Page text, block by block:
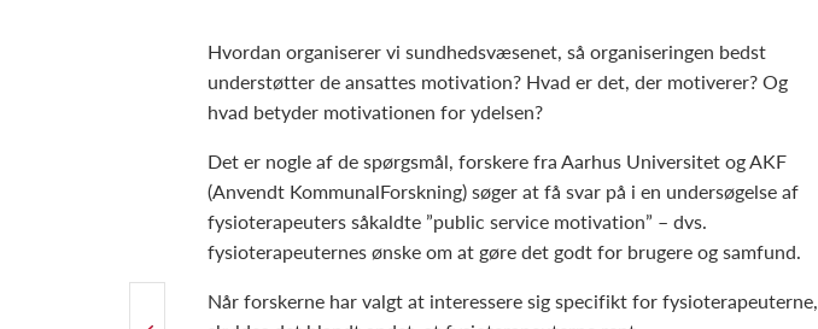
Hvordan organiserer vi sundhedsvæsenet, så organiseringen bedst
understøtter de ansattes motivation? Hvad er det, der motiverer? Og
hvad betyder motivationen for ydelsen?
Det er nogle af de spørgsmål, forskere fra Aarhus Universitet og AKF
(Anvendt KommunalForskning) søger at få svar på i en undersøgelse af
fysioterapeuters såkaldte ”public service motivation” – dvs.
fysioterapeuternes ønske om at gøre det godt for brugere og samfund.
Når forskerne har valgt at interessere sig specifikt for fysioterapeuterne,
FORRIGE ARTIKEL